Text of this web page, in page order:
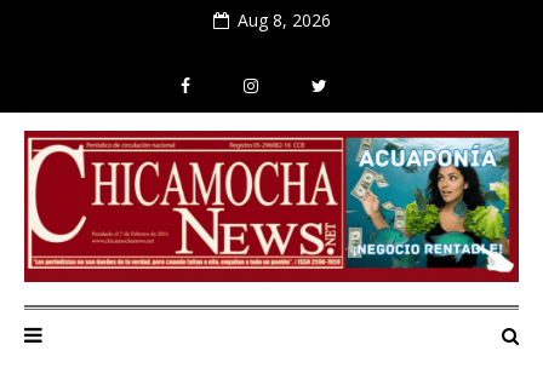
Aug 8, 2026